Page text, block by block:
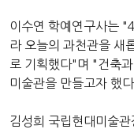
이수연 학예연구사는
라 오늘의 과천관을 새
로 기획했다"며 "건축
미술관을 만들고자 했
김성희 국립현대미술